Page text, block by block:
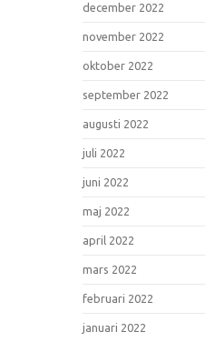
december 2022
november 2022
oktober 2022
september 2022
augusti 2022
juli 2022
juni 2022
maj 2022
april 2022
mars 2022
februari 2022
januari 2022